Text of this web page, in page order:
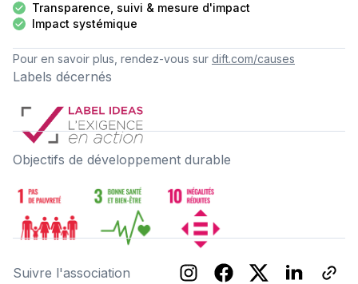
Transparence, suivi & mesure d'impact
Impact systémique
Pour en savoir plus, rendez-vous sur dift.com/causes
Labels décernés
Objectifs de développement durable
Suivre l'association